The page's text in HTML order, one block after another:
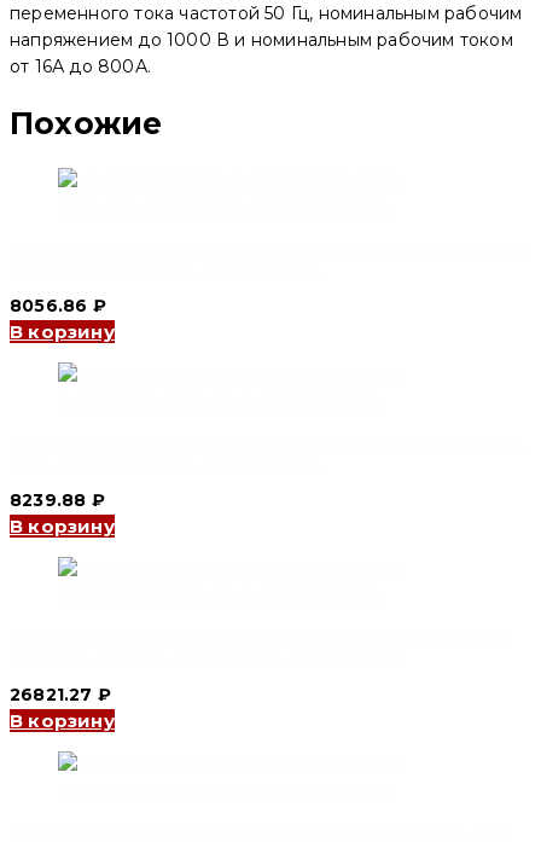
85kA,
415/500/690
V,
Electric)
переменного тока частотой 50 Гц, номинальным рабочим
напряжением до 1000 В и номинальным рабочим током
от 16А до 800А.
Похожие
8056.86 ₽
В корзину
8239.88 ₽
В корзину
26821.27 ₽
В корзину